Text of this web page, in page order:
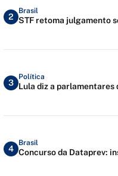
2
Brasil
STF retoma julgamento
3
Política
Lula diz a parlamentares
4
Brasil
Concurso da Dataprev: